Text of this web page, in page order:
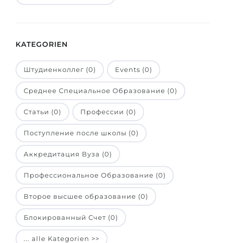
BERATUNG!
KATEGORIEN
Штудиенколлег (0) Events (0)
Среднее Специальное Образование (0)
Статьи (0) Профессии (0)
Поступление после школы (0)
Аккредитация Вуза (0)
Профессиональное Образование (0)
Второе высшее образование (0)
Блокированный Счет (0)
... alle Kategorien >>